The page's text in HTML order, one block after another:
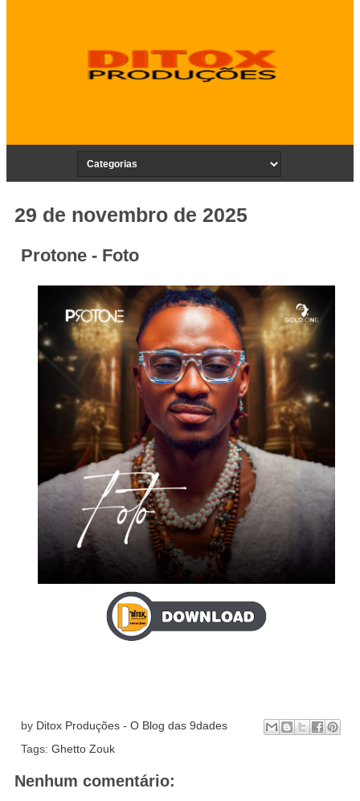
29 de novembro de 2025
Protone - Foto
by Ditox Produções - O Blog das 9dades
Tags: Ghetto Zouk
Nenhum comentário: